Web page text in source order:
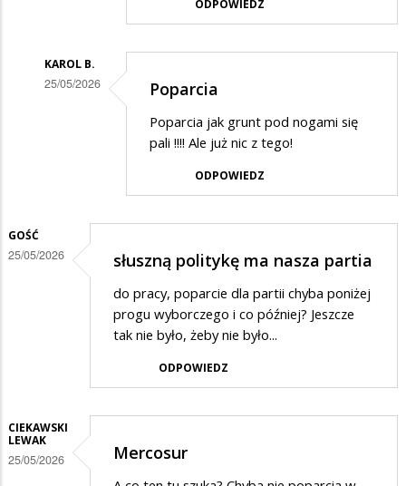
odpowiedzi
Na
ODPOWIEDZ
KAROL B.
25/05/2026 Poparcia
Poparcia jak grunt pod nogami się
pali !!!! Ale już nic z tego!
ODPOWIEDZ
GOŚĆ
25/05/2026 słuszną politykę ma nasza partia
do pracy, poparcie dla partii chyba poniżej
progu wyborczego i co później? Jeszcze
tak nie było, żeby nie było...
ODPOWIEDZ
CIEKAWSKI
LEWAK
25/05/2026 Mercosur